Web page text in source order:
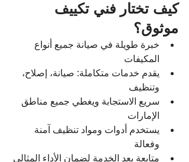
كيف تختار فني تكييف
موثوق؟
خبرة طويلة في صيانة جميع أنواع
المكيفات
يقدم خدمات متكاملة: صيانة، إصلاح،
وتنظيف
سريع الاستجابة ويغطي جميع مناطق
الإمارات
يستخدم أدوات ومواد تنظيف آمنة
وفعالة
متابعة بعد الخدمة لضمان الأداء المثالي